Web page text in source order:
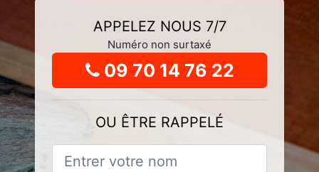
APPELEZ NOUS 7/7
Numéro non surtaxé
09 70 14 76 22
OU ÊTRE RAPPELÉ